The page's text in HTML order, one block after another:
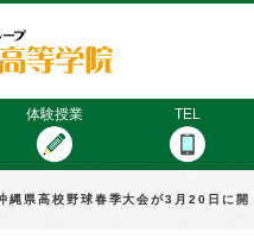
体験授業 TEL
縄県高校野球春季大会が3月20日に開